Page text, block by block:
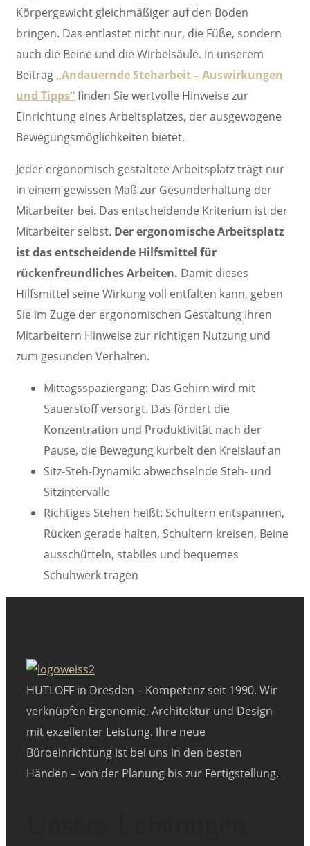
Körpergewicht gleichmäßiger auf den Boden
bringen. Das entlastet nicht nur, die Füße, sondern
auch die Beine und die Wirbelsäule. In unserem
Beitrag „Andauernde Steharbeit – Auswirkungen
und Tipps“finden Sie wertvolle Hinweise zur
Einrichtung eines Arbeitsplatzes, der ausgewogene
Bewegungsmöglichkeiten bietet.
Jeder ergonomisch gestaltete Arbeitsplatz trägt nur
in einem gewissen Maß zur Gesunderhaltung der
Mitarbeiter bei. Das entscheidende Kriterium ist der
Mitarbeiter selbst. Der ergonomische Arbeitsplatz
ist das entscheidende Hilfsmittel für
rückenfreundliches Arbeiten. Damit dieses
Hilfsmittel seine Wirkung voll entfalten kann, geben
Sie im Zuge der ergonomischen Gestaltung Ihren
Mitarbeitern Hinweise zur richtigen Nutzung und
zum gesunden Verhalten.
Mittagsspaziergang: Das Gehirn wird mit
Sauerstoff versorgt. Das fördert die
Konzentration und Produktivität nach der
Pause, die Bewegung kurbelt den Kreislauf an
Sitz-Steh-Dynamik: abwechselnde Steh- und
Sitzintervalle
Richtiges Stehen heißt: Schultern entspannen,
Rücken gerade halten, Schultern kreisen, Beine
ausschütteln, stabiles und bequemes
Schuhwerk tragen
HUTLOFF in Dresden – Kompetenz seit 1990. Wir
verknüpfen Ergonomie, Architektur und Design
mit exzellenter Leistung. Ihre neue
Büroeinrichtung ist bei uns in den besten
Händen – von der Planung bis zur Fertigstellung.